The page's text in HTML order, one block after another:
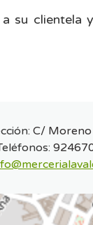
su clientela
C/ Moreno